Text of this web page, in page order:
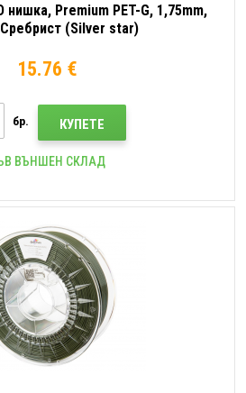
нишка, Premium PET-G, 1,75mm,
(Silver star)
15.76 €
бр. КУПЕТЕ
ВЪНШЕН СКЛАД